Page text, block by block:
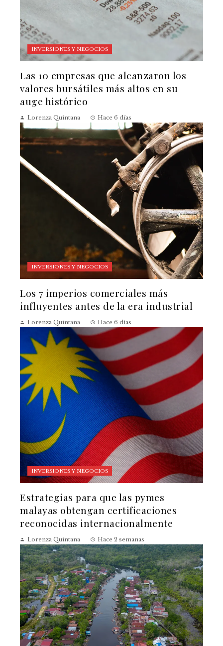
INVERSIONES Y NEGOCIOS
Las 10 empresas que alcanzaron los
valores bursátiles más altos en su
auge histórico
Lorenza Quintana Hace 6 días
INVERSIONES Y NEGOCIOS
Los 7 imperios comerciales más
influyentes antes de la era industrial
Lorenza Quintana Hace 6 días
INVERSIONES Y NEGOCIOS
Estrategias para que las pymes
malayas obtengan certificaciones
reconocidas internacionalmente
Lorenza Quintana Hace 2 semanas